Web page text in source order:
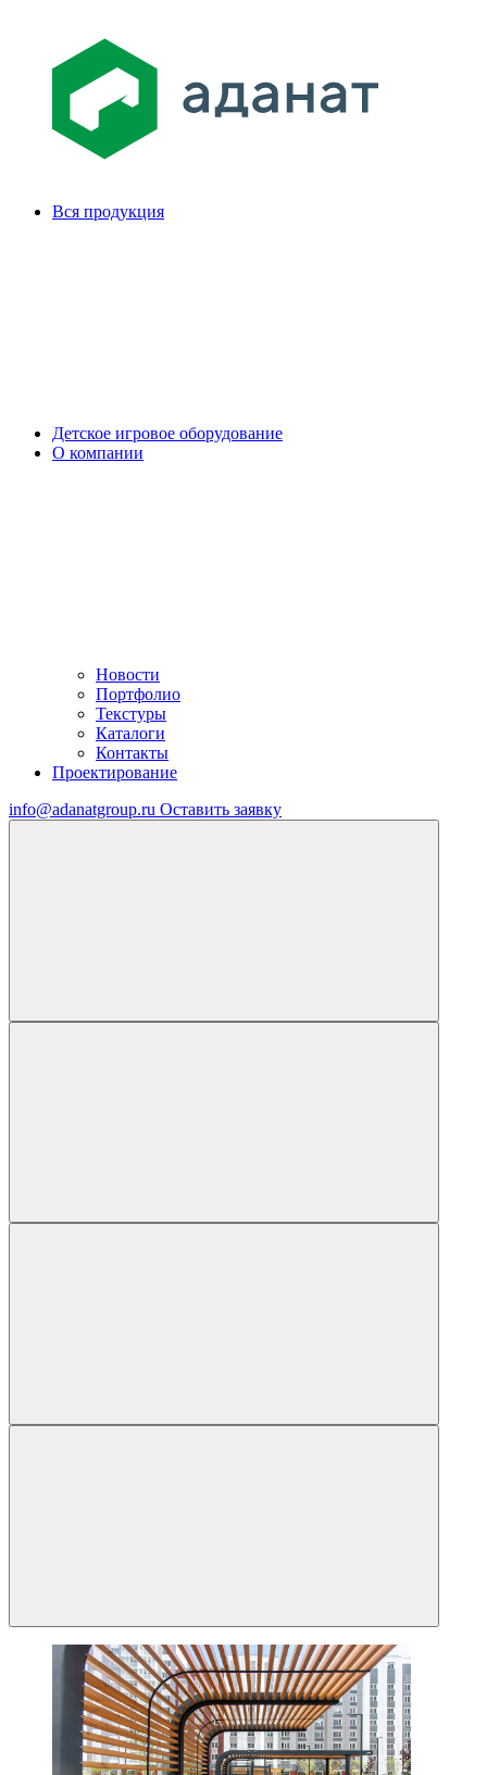
Вся продукция
Детское игровое оборудование
О компании
Новости
Портфолио
Текстуры
Каталоги
Контакты
Проектирование
info@adanatgroup.ru Оставить заявку